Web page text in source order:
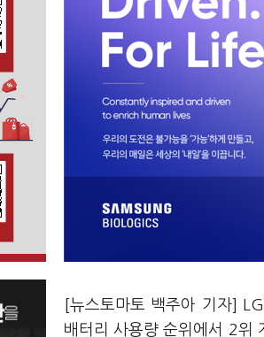
[뉴스토마토 백주아 기자]
배터리 사용량 순위에서 2위